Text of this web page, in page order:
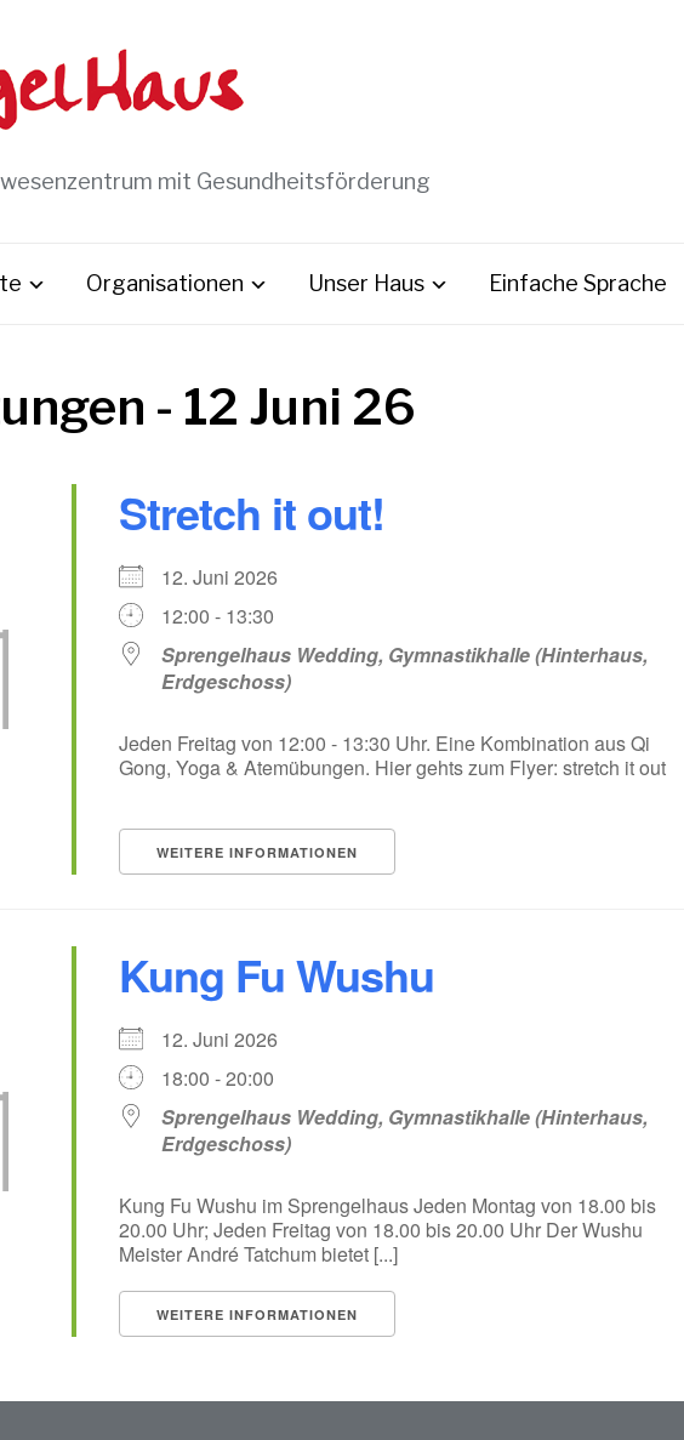
mit Gesundheitsförderung
Organisationen Unser Haus Einfache Sprache
- 12 Juni 26
Stretch it out!
12. Juni 2026
12:00 - 13:30
Sprengelhaus Wedding, Gymnastikhalle (Hinterhaus,
Erdgeschoss)
Jeden Freitag von 12:00 - 13:30 Uhr. Eine Kombination aus Qi
Gong, Yoga & Atemübungen. Hier gehts zum Flyer: stretch it out
WEITERE INFORMATIONEN
Kung Fu Wushu
12. Juni 2026
18:00 - 20:00
Sprengelhaus Wedding, Gymnastikhalle (Hinterhaus,
Erdgeschoss)
Kung Fu Wushu im Sprengelhaus Jeden Montag von 18.00 bis
20.00 Uhr; Jeden Freitag von 18.00 bis 20.00 Uhr Der Wushu
Meister André Tatchum bietet [...]
WEITERE INFORMATIONEN